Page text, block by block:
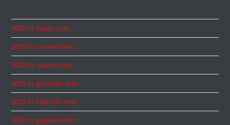
2026 m. liepos mėn.
2026 m. vasario mėn.
2026 m. sausio mėn.
2025 m. gruodžio mėn.
2025 m. lapkričio mėn.
2025 m. gegužės mėn.